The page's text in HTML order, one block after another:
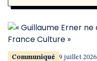
Communiqué 9 juillet 2026